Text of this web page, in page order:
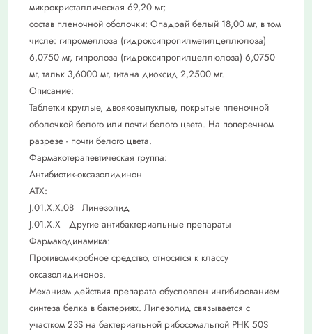
микрокристаллическая 69,20 мг;
состав пленочной оболочки: Опадрай белый 18,00 мг, в том
числе: гипромеллоза (гидроксипропилметилцеллюлоза)
6,0750 мг, гипролоза (гидроксипропилцеллюлоза) 6,0750
мг, тальк 3,6000 мг, титана диоксид 2,2500 мг.
Описание:
Таблетки круглые, двояковыпуклые, покрытые пленочной
оболочкой белого или почти белого цвета. На поперечном
разрезе - почти белого цвета.
Фармакотерапевтическая группа:
Антибиотик-оксазолидинон
АТХ:
J.01.X.X.08 Линезолид
J.01.X.X Другие антибактериальные препараты
Фармакодинамика:
Противомикробное средство, относится к классу
оксазолидинонов.
Механизм действия препарата обусловлен ингибированием
синтеза белка в бактериях. Липезолид связывается с
участком 23S на бактериальной рибосомальпой РНК 50S